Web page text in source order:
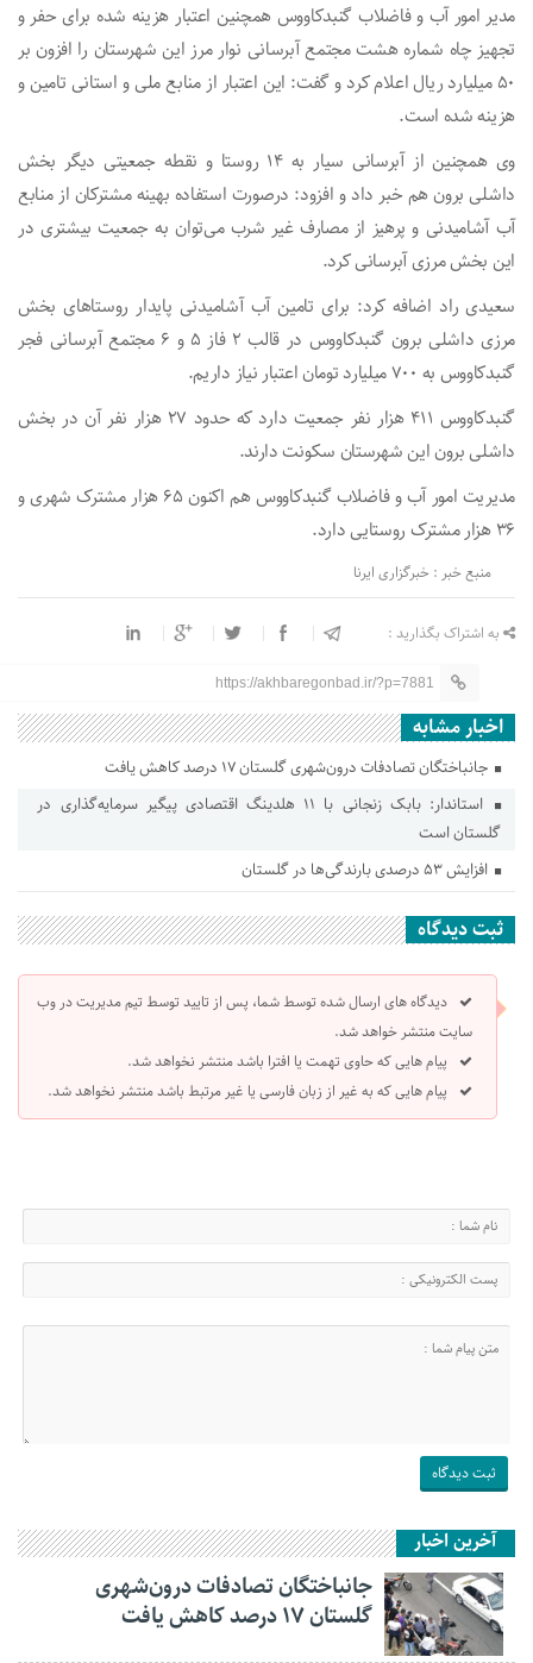
مدیر امور آب و فاضلاب گنبدکاووس همچنین اعتبار هزینه شده برای حفر و
تجهیز چاه شماره هشت مجتمع آبرسانی نوار مرز این شهرستان را افزون بر
۵۰ میلیارد ریال اعلام کرد و گفت: این اعتبار از منابع ملی و استانی تامین و
هزینه شده است.
وی همچنین از آبرسانی سیار به ۱۴ روستا و نقطه جمعیتی دیگر بخش
داشلی برون هم خبر داد و افزود: درصورت استفاده بهینه مشترکان از منابع
آب آشامیدنی و پرهیز از مصارف غیر شرب می‌توان به جمعیت بیشتری در
این بخش مرزی آبرسانی کرد.
سعیدی راد اضافه کرد: برای تامین آب آشامیدنی پایدار روستاهای بخش
مرزی داشلی برون گنبدکاووس در قالب ۲ فاز ۵ و ۶ مجتمع آبرسانی فجر
گنبدکاووس به ۷۰۰ میلیارد تومان اعتبار نیاز داریم.
گنبدکاووس ۴۱۱ هزار نفر جمعیت دارد که حدود ۲۷ هزار نفر آن در بخش
داشلی برون این شهرستان سکونت دارند.
مدیریت امور آب و فاضلاب گنبدکاووس هم اکنون ۶۵ هزار مشترک شهری و
۳۶ هزار مشترک روستایی دارد.
منبع خبر : خبرگزاری ایرنا
به اشتراک بگذارید :
https://akhbaregonbad.ir/?p=7881
اخبار مشابه
جانباختگان تصادفات درون‌شهری گلستان ۱۷ درصد کاهش یافت
استاندار: بابک زنجانی با ۱۱ هلدینگ اقتصادی پیگیر سرمایه‌گذاری در
گلستان است
افزایش ۵۳ درصدی بارندگی‌ها در گلستان
ثبت دیدگاه
دیدگاه های ارسال شده توسط شما، پس از تایید توسط تیم مدیریت در وب
سایت منتشر خواهد شد.
پیام هایی که حاوی تهمت یا افترا باشد منتشر نخواهد شد.
پیام هایی که به غیر از زبان فارسی یا غیر مرتبط باشد منتشر نخواهد شد.
آخرین اخبار
جانباختگان تصادفات درون‌شهری
گلستان ۱۷ درصد کاهش یافت